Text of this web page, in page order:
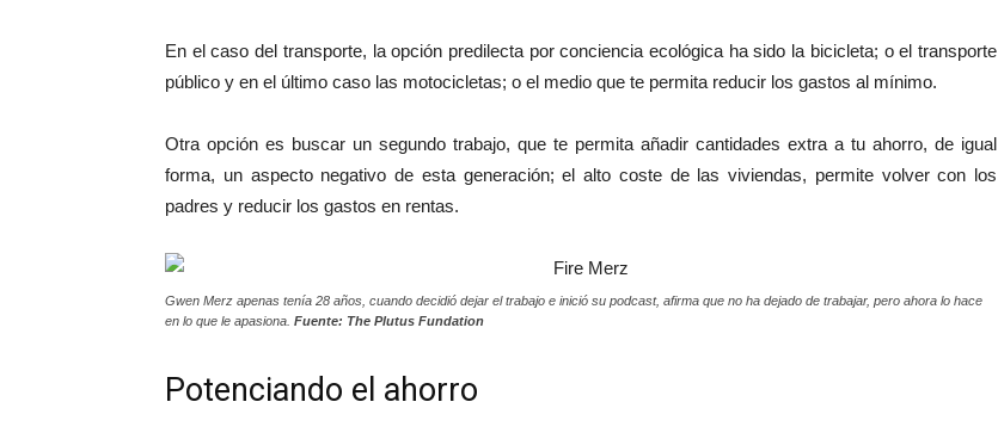
En el caso del transporte, la opción predilecta por conciencia ecológica ha sido la bicicleta; o el transporte
público y en el último caso las motocicletas; o el medio que te permita reducir los gastos al mínimo.
Otra opción es buscar un segundo trabajo, que te permita añadir cantidades extra a tu ahorro, de igual
forma, un aspecto negativo de esta generación; el alto coste de las viviendas, permite volver con los
padres y reducir los gastos en rentas.
Gwen Merz apenas tenía 28 años, cuando decidió dejar el trabajo e inició su podcast, afirma que no ha dejado de trabajar, pero ahora lo hace
en lo que le apasiona. Fuente: The Plutus Fundation
Potenciando el ahorro